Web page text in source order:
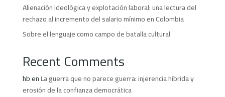
Alienación ideológica y explotación laboral: una lectura del
rechazo al incremento del salario mínimo en Colombia
Sobre el lenguaje como campo de batalla cultural
Recent Comments
hbenLa guerra que no parece guerra: injerencia híbrida y
erosión de la confianza democrática